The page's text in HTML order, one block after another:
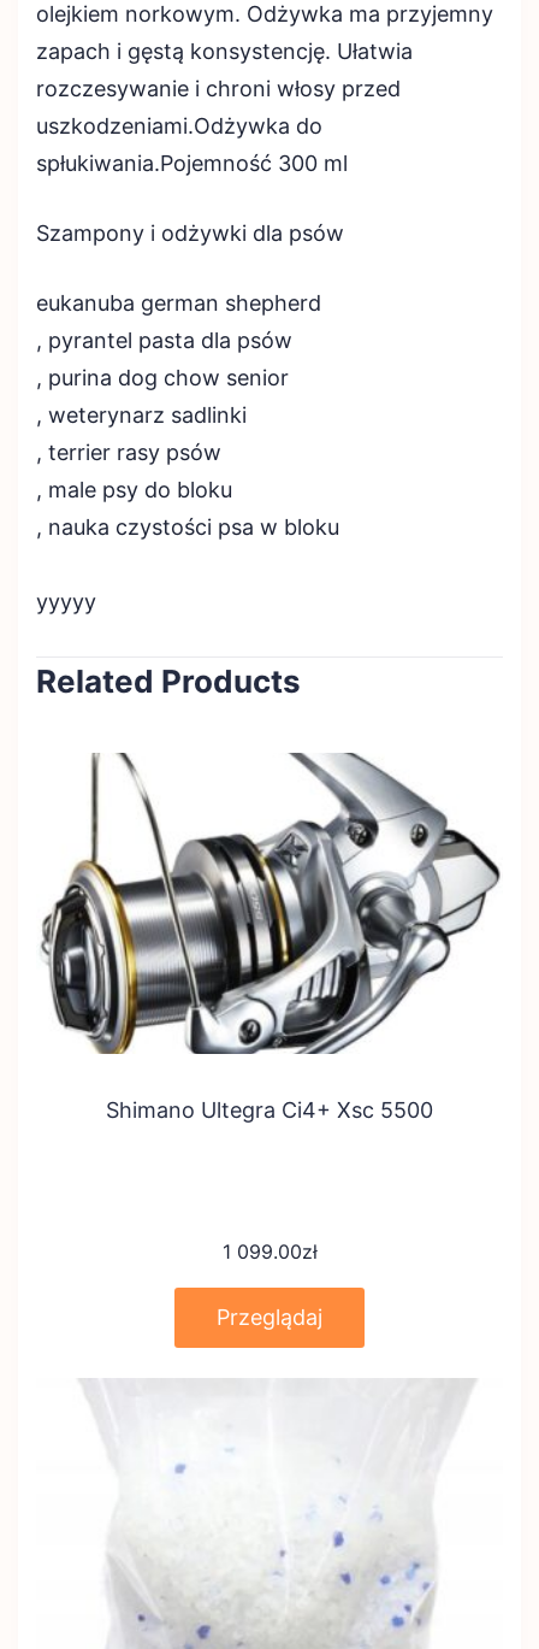
olejkiem norkowym. Odżywka ma przyjemny
zapach i gęstą konsystencję. Ułatwia
rozczesywanie i chroni włosy przed
uszkodzeniami.Odżywka do
spłukiwania.Pojemność 300 ml
Szampony i odżywki dla psów
eukanuba german shepherd
, pyrantel pasta dla psów
, purina dog chow senior
, weterynarz sadlinki
, terrier rasy psów
, male psy do bloku
, nauka czystości psa w bloku
yyyyy
Related Products
Shimano Ultegra Ci4+ Xsc 5500
1 099.00zł
Przeglądaj